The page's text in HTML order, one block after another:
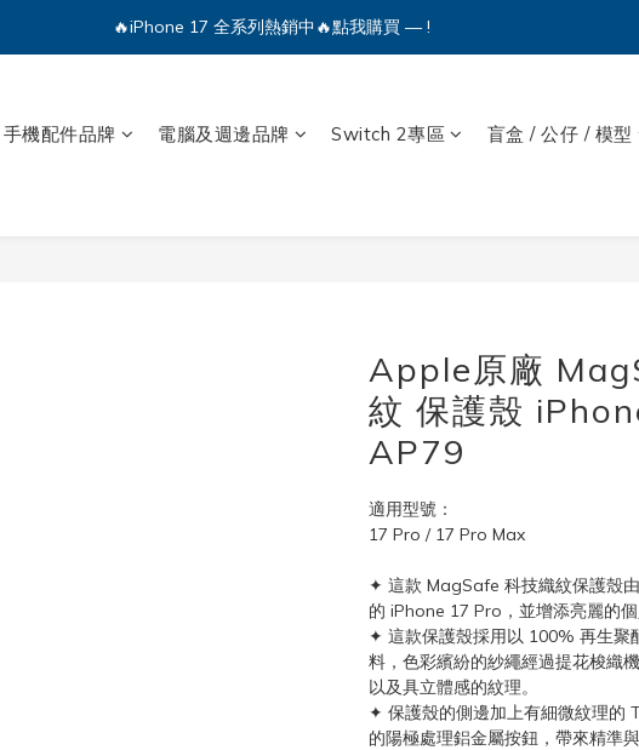
🔥iPhone 17 全系列熱銷中🔥點我購買 — !
💕加入Q哥 Line 新好友領優惠券！🎫
手機配件品牌 電腦及週邊品牌 Switch 2專區 盲盒 / 公仔 / 模型
Apple原廠
紋 保護殼
AP79
適用型號：
17 Pro / 17 Pro Max
✦ 這款 MagSafe 科技織紋保護殼
的 iPhone 17 Pro，並增添亮麗的個
✦ 這款保護殼採用以 100% 再生聚
料，色彩繽紛的紗繩經過提花梭織
以及具立體感的紋理。
✦ 保護殼的側邊加上有細微紋理的
的陽極處理鋁金屬按鈕，帶來精準與